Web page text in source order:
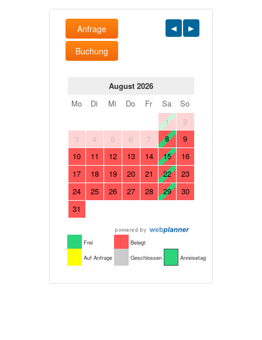
Anfrage
Buchung
August 2026
Mo
Di Mi Do Fr Sa
So
1
2
3
4 5 6 7 8
9
10
11 12 13 14 15
16
17
18 19 20 21 22
23
24
25 26 27 28 29
30
31
Frei
Belegt
Auf Anfrage
Geschlossen Anreisetag